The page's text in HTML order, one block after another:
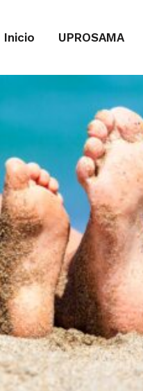
Inicio UPROSAMA